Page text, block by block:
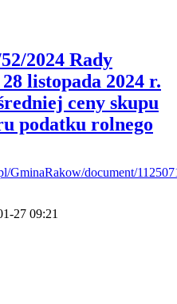
2024 Rady
listopada 2024 r.
ceny skupu
podatku rolnego
GminaRakow/document/
27 09:21